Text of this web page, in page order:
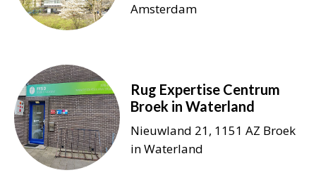
Amsterdam
Rug Expertise Centrum
Broek in Waterland
Nieuwland 21, 1151 AZ Broek
in Waterland